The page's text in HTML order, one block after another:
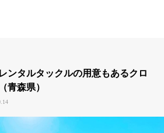
ンタルタックルの用意もあるクロ
青森県）